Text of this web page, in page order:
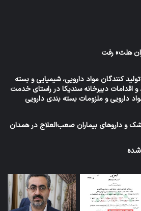
هلث» رفت
کنندگان مواد دارویی، شیمیایی و بسته
و اقدامات دبیرخانه سندیکا در راستای خدمت
دارویی و ملزومات بسته بندی دارویی
و داروهای بیماران صعب‌العلاج در همدان